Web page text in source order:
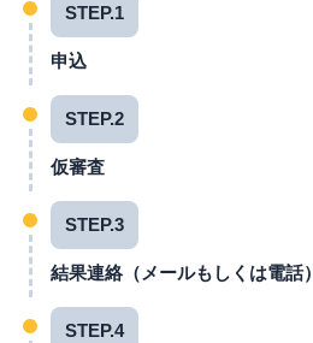
STEP.1
申込
STEP.2
仮審査
STEP.3
結果連絡（メールもしくは電話）
STEP.4